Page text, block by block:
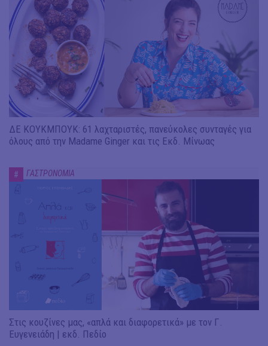
ΔΕ ΚΟΥΚΜΠΟΥΚ: 61 λαχταριστές, πανεύκολες συνταγές για
όλους από την Madame Ginger και τις Εκδ. Μίνωας
# ΓΑΣΤΡΟΝΟΜΙΑ
Στις κουζίνες μας, «απλά και διαφορετικά» με τον Γ.
Ευγενειάδη | εκδ. Πεδίο